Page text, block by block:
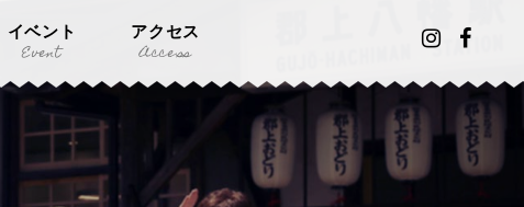
イベント
Event
アクセス
Access